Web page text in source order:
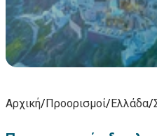
Αρχική/Προορισμοί/Ελλάδα/